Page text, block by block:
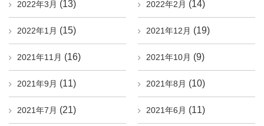
2022年3月 (13) 2022年2月 (14)
2022年1月 (15) 2021年12月 (19)
2021年11月 (16) 2021年10月 (9)
2021年9月 (11) 2021年8月 (10)
2021年7月 (21) 2021年6月 (11)